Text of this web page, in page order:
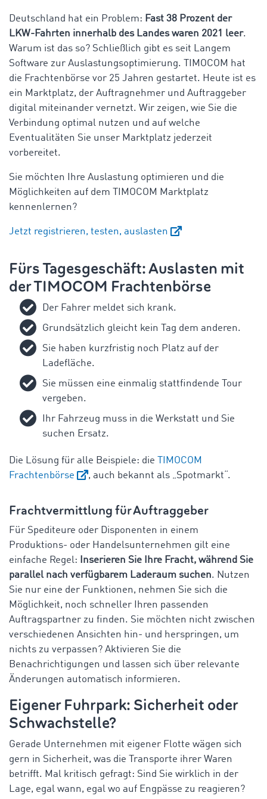
Deutschland hat ein Problem: Fast 38 Prozent der
LKW-Fahrten innerhalb des Landes waren 2021 leer.
Warum ist das so? Schließlich gibt es seit Langem
Software zur Auslastungsoptimierung. TIMOCOM hat
die Frachtenbörse vor 25 Jahren gestartet. Heute ist es
ein Marktplatz, der Auftragnehmer und Auftraggeber
digital miteinander vernetzt. Wir zeigen, wie Sie die
Verbindung optimal nutzen und auf welche
Eventualitäten Sie unser Marktplatz jederzeit
vorbereitet.
Sie möchten Ihre Auslastung optimieren und die
Möglichkeiten auf dem TIMOCOM Marktplatz
kennenlernen?
Jetzt registrieren, testen, auslasten
Fürs Tagesgeschäft: Auslasten mit
der TIMOCOM Frachtenbörse
Der Fahrer meldet sich krank.
Grundsätzlich gleicht kein Tag dem anderen.
Sie haben kurzfristig noch Platz auf der
Ladefläche.
Sie müssen eine einmalig stattfindende Tour
vergeben.
Ihr Fahrzeug muss in die Werkstatt und Sie
suchen Ersatz.
Die Lösung für alle Beispiele: die
TIMOCOM
Frachtenbörse
, auch bekannt als „Spotmarkt“.
Frachtvermittlung für Auftraggeber
Für Spediteure oder Disponenten in einem
Produktions- oder Handelsunternehmen gilt eine
einfache Regel:
Inserieren Sie Ihre Fracht, während Sie
parallel nach verfügbarem Laderaum suchen. Nutzen
Sie nur eine der Funktionen, nehmen Sie sich die
Möglichkeit, noch schneller Ihren passenden
Auftragspartner zu finden. Sie möchten nicht zwischen
verschiedenen Ansichten hin- und herspringen, um
nichts zu verpassen? Aktivieren Sie die
Benachrichtigungen und lassen sich über relevante
Änderungen automatisch informieren.
Eigener Fuhrpark: Sicherheit oder
Schwachstelle?
Gerade Unternehmen mit eigener Flotte wägen sich
gern in Sicherheit, was die Transporte ihrer Waren
betrifft. Mal kritisch gefragt: Sind Sie wirklich in der
Lage, egal wann, egal wo auf Engpässe zu reagieren?